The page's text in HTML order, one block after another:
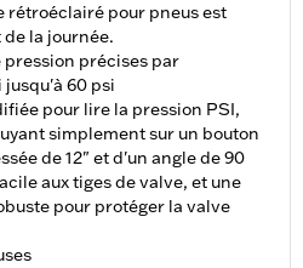
rétroéclairé pour pneus est
la journée.
précises par
60 psi
pour lire la pression PSI,
simplement sur un bouton
de 12" et d'un angle de 90
aux tiges de valve, et une
pour protéger la valve